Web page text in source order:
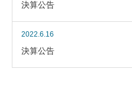
決算公告
2022.6.16
決算公告